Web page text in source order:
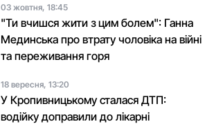
03 жовтня, 18:45
"Ти вчишся жити з цим болем": Ганна
Мединська про втрату чоловіка на війні
та переживання горя
18 вересня, 13:20
У Кропивницькому сталася ДТП:
водійку доправили до лікарні